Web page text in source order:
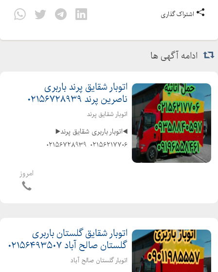
اشتراک گذاری
ادامه آگهی ها
اتوبار شقایق پرند باربری
ناصرین پرند ۰۲۱۵۶۷۲۸۹۳۹
اتوبار شقایق پرند
◀️اتوبار باربری شقایق پرند▶️
۰۲۱۵۶۲۱۷۷۰۶ ️ ۰۲۱۵۶۷۲۸۹۳۹
◀️متخصص در حمل و نقل اثاثیه منزلامروز
اتوبار شقایق گلستان باربری
گلستان صالح آباد ۰۲۱۵۶۴۹۳۵۰۷
اتوبار گلستان صالح آباد